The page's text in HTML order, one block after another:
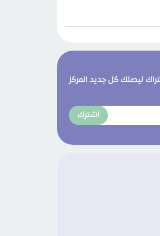
ليصلك كل جديد المركز
اشترك